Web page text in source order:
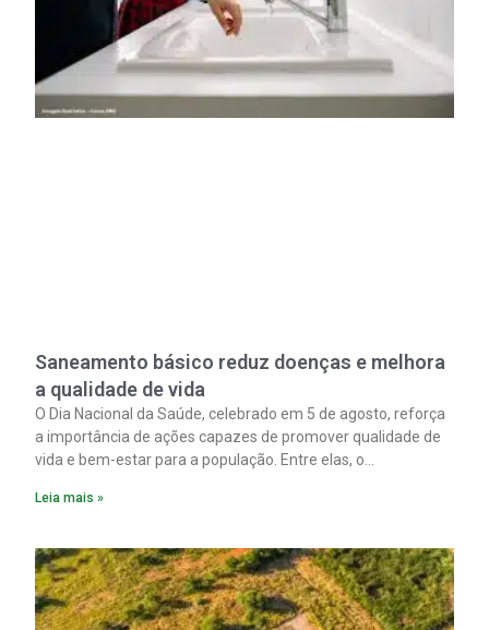
Saneamento básico reduz doenças e melhora
a qualidade de vida
O Dia Nacional da Saúde, celebrado em 5 de agosto, reforça
a importância de ações capazes de promover qualidade de
vida e bem-estar para a população. Entre elas, o
serviços de coleta e tratamento de esgoto contribui
melhora as condições de saúde pública.
Leia mais »